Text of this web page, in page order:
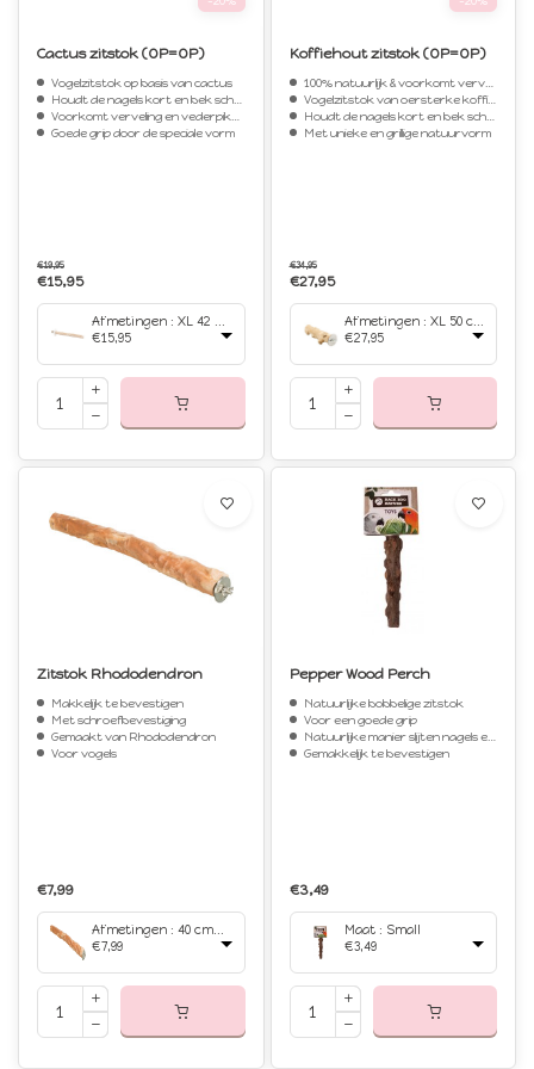
Cactus zitstok (OP=OP)
Vogelzitstok op basis van cactus
Houdt de nagels kort en bek scherp
Voorkomt verveling en vederpikken
Goede grip door de speciale vorm
€19,95
€15,95
Afmetingen : XL 42 x 4.2 cm
€15,95
Koffiehout zitstok (OP=OP)
100% natuurlijk & voorkomt verveling
Vogelzitstok van oersterke koffiehout
Houdt de nagels kort en bek scherp
Met unieke en grillige natuurvorm
€34,95
€27,95
Afmetingen : XL 50 cm
€27,95
Zitstok Rhododendron
Makkelijk te bevestigen
Met schroefbevestiging
Gemaakt van Rhododendron
Voor vogels
€7,99
Afmetingen : 40 cm/Ø 3.5 cm
€7,99
Pepper Wood Perch
Natuurlijke bobbelige zitstok
Voor een goede grip
Natuurlijke manier slijten nagels en snavel
Gemakkelijk te bevestigen
€3,49
Maat : Small
€3,49